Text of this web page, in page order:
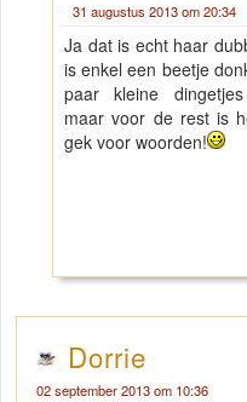
31 augustus 2013 om 20:34
Ja dat is echt haar
is enkel een beetje
paar kleine
maar voor de rest is
gek voor woorden!
Dorrie
02 september 2013 om 10:36